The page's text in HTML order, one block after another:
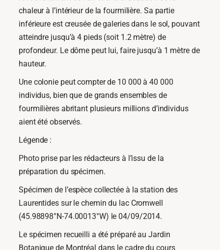
chaleur à l’intérieur de la fourmilière. Sa partie
inférieure est creusée de galeries dans le sol, pouvant
atteindre jusqu’à 4 pieds (soit 1.2 mètre) de
profondeur. Le dôme peut lui, faire jusqu’à 1 mètre de
hauteur.
Une colonie peut compter de 10 000 à 40 000
individus, bien que de grands ensembles de
fourmilières abritant plusieurs millions d’individus
aient été observés.
Légende :
Photo prise par les rédacteurs à l’issu de la
préparation du spécimen.
Spécimen de l’espèce collectée à la station des
Laurentides sur le chemin du lac Cromwell
(45.98898°N-74.00013°W) le 04/09/2014.
Le spécimen recueilli a été préparé au Jardin
Botanique de Montréal dans le cadre du cours